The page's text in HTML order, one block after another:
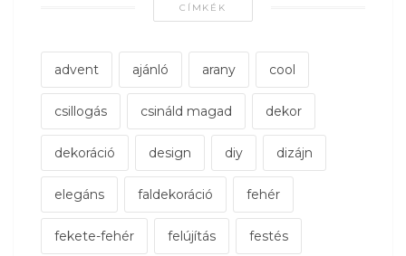
CÍMKÉK
advent ajánló arany cool
csillogás csináld magad dekor
dekoráció design diy dizájn
elegáns faldekoráció fehér
fekete-fehér felújítás festés